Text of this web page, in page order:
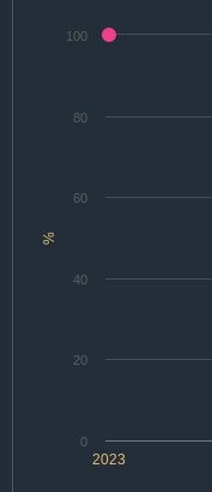
%
2023
0
20
40
60
80
100